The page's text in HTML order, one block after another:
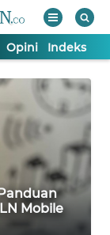
Opini Indeks
Mobile